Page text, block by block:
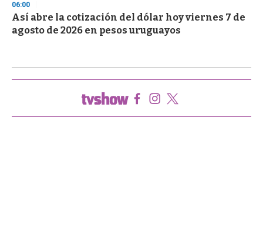
06:00
Así abre la cotización del dólar hoy viernes 7 de
agosto de 2026 en pesos uruguayos